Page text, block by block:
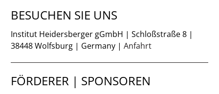
BESUCHEN SIE UNS
Institut Heidersberger gGmbH | Schloßstraße 8 |
38448 Wolfsburg | Germany |Anfahrt
FÖRDERER | SPONSOREN